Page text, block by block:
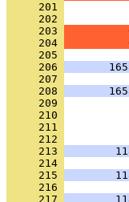
     201
     202
     203
     204
     205
     206
     207
     208
     209
     210
     211
     212
     213
     214
     215
     216
     217